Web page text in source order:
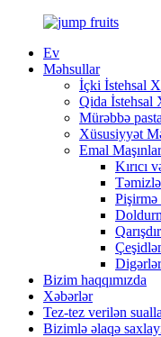
Ev
Məhsullar
İçki İstehsal
Qida İstehsal
Mürəbbə
Xüsusiyyət
Emal
Kırıcı
Pişirmə
Bizim haqqımızda
Xəbərlər
Tez-tez verilən
Bizimlə əlaqə